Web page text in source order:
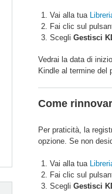
Vai alla tua
Fai clic sul
Scegli Gestisci
Vedrai la data di
Kindle al termine del
Come
Per praticità, la
opzione. Se non
Vai alla tua
Fai clic sul
Scegli Gestisci